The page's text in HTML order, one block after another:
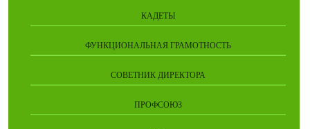
КАДЕТЫ
ФУНКЦИОНАЛЬНАЯ ГРАМОТНОСТЬ
СОВЕТНИК ДИРЕКТОРА
ПРОФСОЮЗ